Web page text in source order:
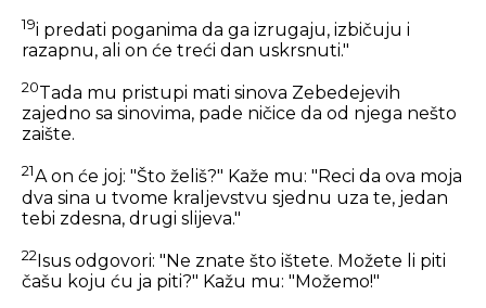
19i predati poganima da ga izrugaju, izbičuju i
razapnu, ali on će treći dan uskrsnuti."
20Tada mu pristupi mati sinova Zebedejevih
zajedno sa sinovima, pade ničice da od njega nešto
zaište.
21A on će joj: "Što želiš?" Kaže mu: "Reci da ova moja
dva sina u tvome kraljevstvu sjednu uza te, jedan
tebi zdesna, drugi slijeva."
22Isus odgovori: "Ne znate što ištete. Možete li piti
čašu koju ću ja piti?" Kažu mu: "Možemo!"